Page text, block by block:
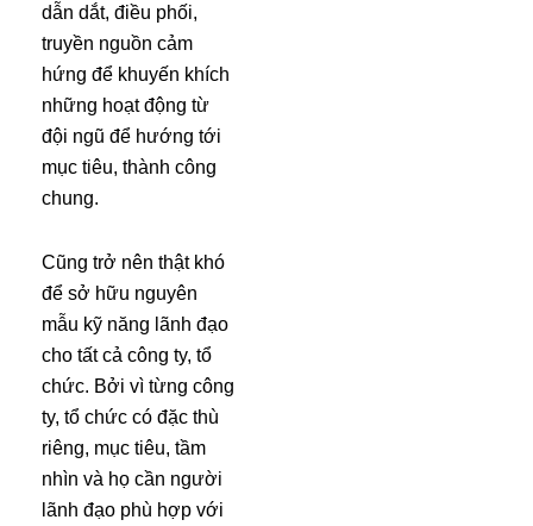
dẫn dắt, điều phối,
truyền nguồn cảm
hứng để khuyến khích
những hoạt động từ
đội ngũ để hướng tới
mục tiêu, thành công
chung.
Cũng trở nên thật khó
để sở hữu nguyên
mẫu kỹ năng lãnh đạo
cho tất cả công ty, tổ
chức. Bởi vì từng công
ty, tổ chức có đặc thù
riêng, mục tiêu, tầm
nhìn và họ cần người
lãnh đạo phù hợp với